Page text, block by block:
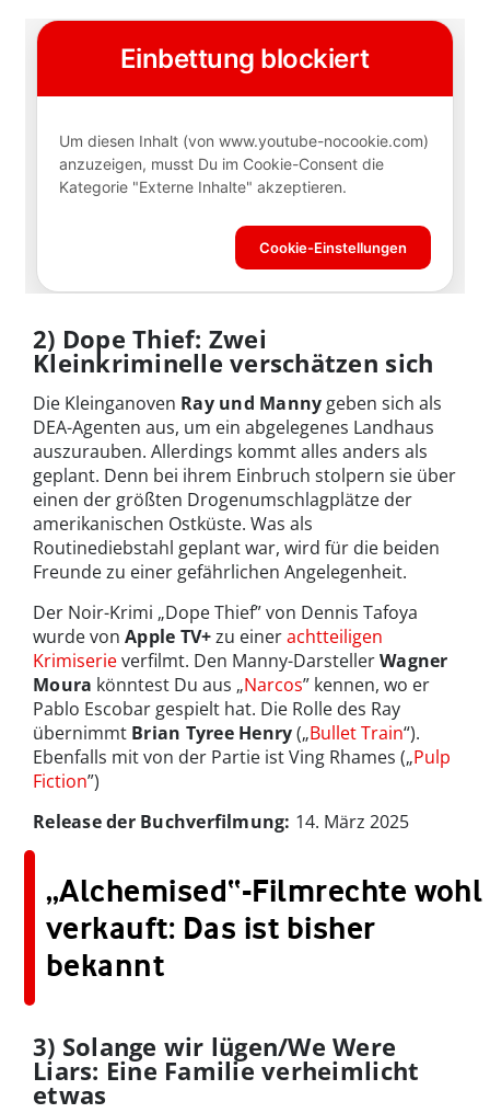
2) Dope Thief: Zwei
Kleinkriminelle verschätzen sich
Die Kleinganoven Ray und Manny geben sich als
DEA-Agenten aus, um ein abgelegenes Landhaus
auszurauben. Allerdings kommt alles anders als
geplant. Denn bei ihrem Einbruch stolpern sie über
einen der größten Drogenumschlagplätze der
amerikanischen Ostküste. Was als
Routinediebstahl geplant war, wird für die beiden
Freunde zu einer gefährlichen Angelegenheit.
Der Noir-Krimi „Dope Thief” von Dennis Tafoya
wurde von Apple TV+zu einerachtteiligen
Krimiserieverfilmt. Den Manny-DarstellerWagner
Moura könntest Du aus „Narcos” kennen, wo er
Pablo Escobar gespielt hat. Die Rolle des Ray
übernimmt Brian Tyree Henry(„Bullet Train“).
Ebenfalls mit von der Partie ist Ving Rhames („Pulp
Fiction”)
Release der Buchverfilmung: 14. März 2025
„Alchemised“-Filmrechte wohl
verkauft: Das ist bisher
bekannt
3) Solange wir lügen/We Were
Liars: Eine Familie verheimlicht
etwas